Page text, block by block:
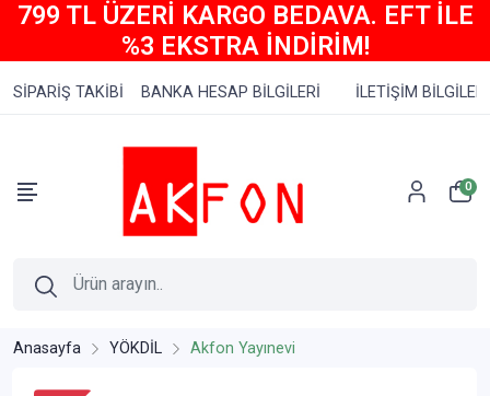
799 TL ÜZERİ KARGO BEDAVA. EFT İLE
%3 EKSTRA İNDİRİM!
SİPARİŞ TAKİBİ BANKA HESAP BİLGİLERİ İLETİŞİM BİLGİLERİ
0
Anasayfa YÖKDİL Akfon Yayınevi